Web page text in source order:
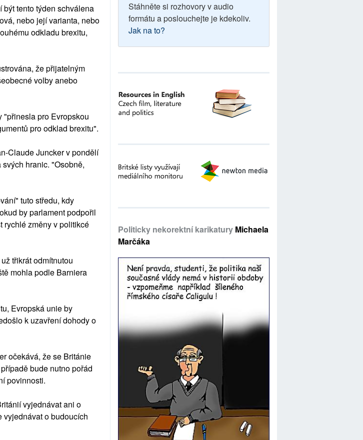
tento týden schválena
nebo její varianta, nebo
odkladu brexitu,
že přijatelným
volby anebo
"přinesla pro Evropskou
pro odklad brexitu".
Claude Juncker v pondělí
hranic. "Osobně,
tuto středu, kdy
by parlament podpořil
rychlé změny v politikcé
třikrát odmítnutou
mohla podle Barniera
Evropská unie by
k uzavření dohody o
očekává, že se Británie
bude nutno pořád
povinnosti.
vyjednávat ani o
vyjednávat o budoucích
Stáhněte si rozhovory v audio
formátu a poslouchejte je kdekoliv.
Jak na to?
Politicky nekorektní karikatury Michaela
Marčáka